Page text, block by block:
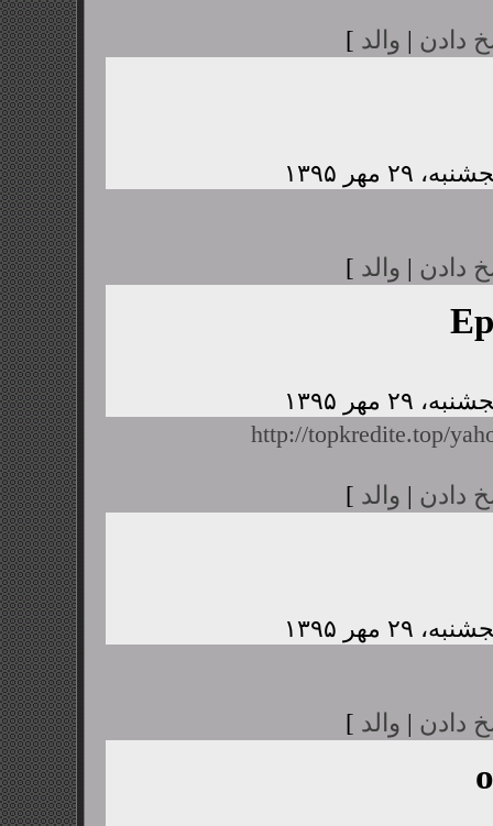
دادن | والد ]
دادن | والد ]
http://topkredite.top/
دادن | والد ]
دادن | والد ]